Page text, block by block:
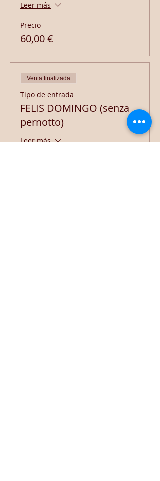
Leer más
Precio
60,00 €
Venta finalizada
Tipo de entrada
FELIS DOMINGO (senza
pernotto)
Leer más